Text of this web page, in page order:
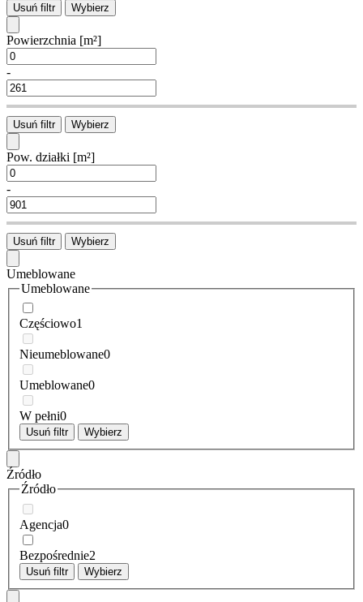
Usuń filtr Wybierz
Powierzchnia [m²]
-
Usuń filtr Wybierz
Pow. działki [m²]
-
Usuń filtr Wybierz
Umeblowane
Umeblowane
Częściowo1
Nieumeblowane0
Umeblowane0
W pełni0
Usuń filtr Wybierz
Źródło
Źródło
Agencja0
Bezpośrednie2
Usuń filtr Wybierz